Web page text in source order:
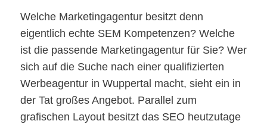
Welche Marketingagentur besitzt denn
eigentlich echte SEM Kompetenzen? Welche
ist die passende Marketingagentur für Sie? Wer
sich auf die Suche nach einer qualifizierten
Werbeagentur in Wuppertal macht, sieht ein in
der Tat großes Angebot. Parallel zum
grafischen Layout besitzt das SEO heutzutage